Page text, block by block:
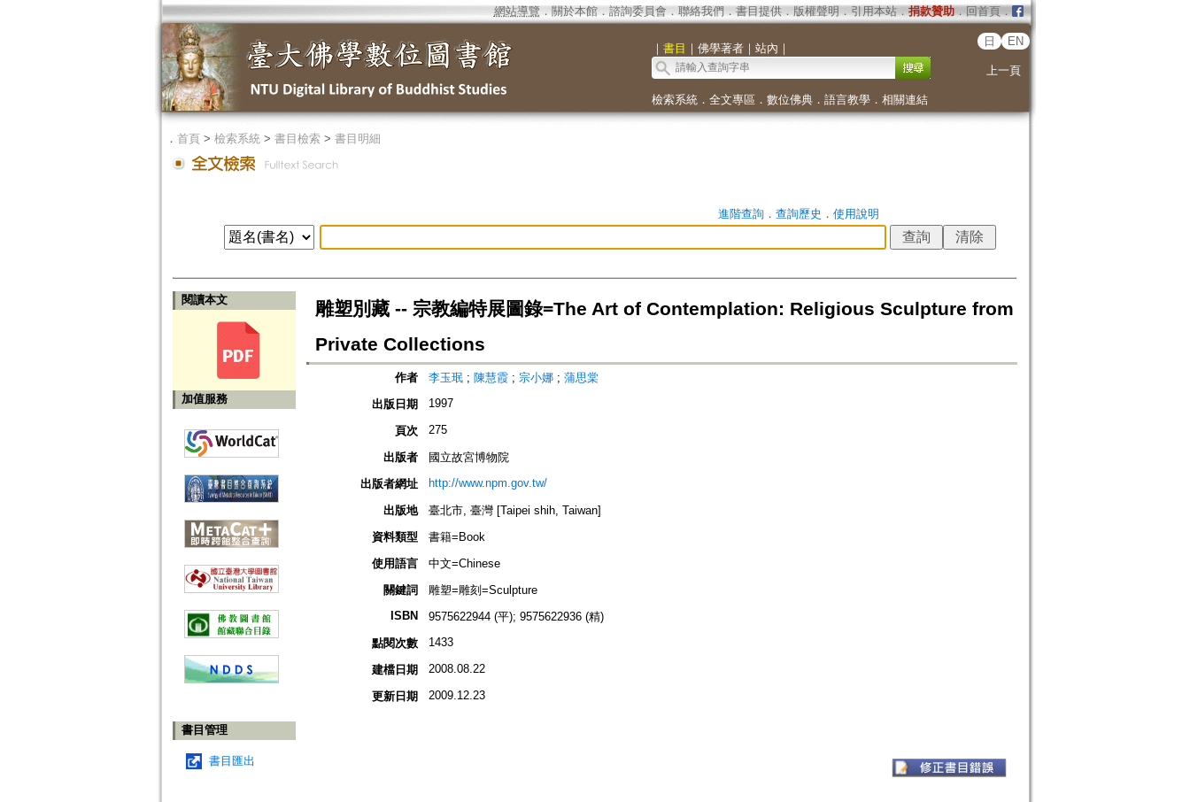
網站導覽 ． 關於本館． 諮詢委員會． 聯絡我們 ． 書目提供． 版權聲明 ． 引用本站． 捐款贊助．回首頁．
｜ 書目 ｜ 佛學著者｜ 站內 ｜
日 EN
上一頁
檢索系統． 全文專區 ． 數位佛典． 語言教學． 相關連結
． 首頁> 檢索系統> 書目檢索> 書目明細
進階查詢． 查詢歷史 ． 使用說明
閱讀本文
加值服務
書目管理
書目匯出
雕塑別藏 -- 宗教編特展圖錄=The Art of Contemplation: Religious Sculpture from
Private Collections
作者 李玉珉; 陳慧霞; 宗小娜; 蒲思棠
出版日期
1997
頁次 275
出版者
國立故宮博物院
出版者網址
http://www.npm.gov.tw/
出版地
臺北市, 臺灣 [Taipei shih, Taiwan]
資料類型
書籍=Book
使用語言
中文=Chinese
關鍵詞
雕塑=雕刻=Sculpture
ISBN
9575622944 (平); 9575622936 (精)
點閱次數
1433
建檔日期 2008.08.22
更新日期 2009.12.23